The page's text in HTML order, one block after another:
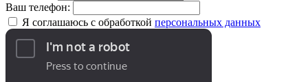
Ваш телефон:
Я соглашаюсь с обработкой персональных данных